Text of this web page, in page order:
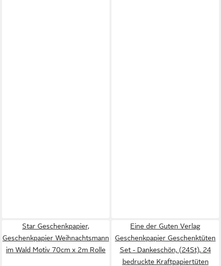
Star Geschenkpapier,
Geschenkpapier Weihnachtsmann
im Wald Motiv 70cm x 2m Rolle
Eine der Guten Verlag
Geschenkpapier Geschenktüten
Set - Dankeschön, (24St), 24
bedruckte Kraftpapiertüten